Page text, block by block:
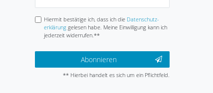
Hiermit bestätige ich, dass ich die Daten­schutz­
erklärunggelesen habe. Meine Einwilligung kann ich
jederzeit widerrufen.**
Abonnieren
** Hierbei handelt es sich um ein Pflichtfeld.